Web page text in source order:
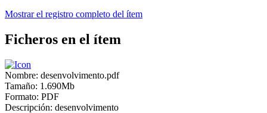
Mostrar el registro completo del ítem
Ficheros en el ítem
Nombre: desenvolvimento.pdf
Tamaño: 1.690Mb
Formato: PDF
Descripción: desenvolvimento